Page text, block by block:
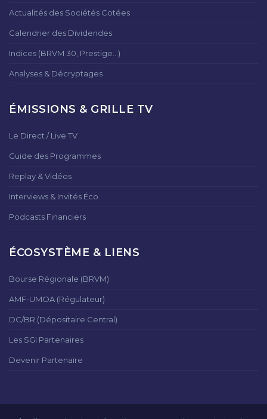
Actualités des Sociétés Cotées
Calendrier des Dividendes
Indices (BRVM 30, Prestige...)
Analyses & Décryptages
ÉMISSIONS & GRILLE TV
Le Direct / Live TV
Guide des Programmes
Replay & Vidéos
Interviews & Invités Éco
Podcasts Financiers
ÉCOSYSTÈME & LIENS
Bourse Régionale (BRVM)
AMF-UMOA (Régulateur)
DC/BR (Dépositaire Central)
Les SGI Partenaires
Devenir Partenaire